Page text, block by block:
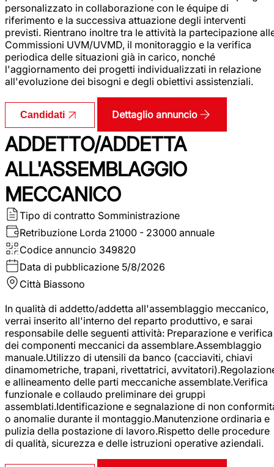
personalizzato in collaborazione con le équipe di
riferimento e la successiva attuazione degli interventi
previsti. Rientrano inoltre tra le attività la partecipazione
Commissioni UVM/UVMD, il monitoraggio e la verifica
periodica delle situazioni già in carico, nonché
l'aggiornamento dei progetti individualizzati in relazione
all'evoluzione dei bisogni e degli obiettivi assistenziali.
Candidati Dettaglio annuncio
ADDETTO/ADDETTA
ALL'ASSEMBLAGGIO
MECCANICO
Tipo di contratto Somministrazione
Retribuzione Lorda 21000 - 23000 annuale
Codice annuncio 349820
Data di pubblicazione 5/8/2026
Città Biassono
In qualità di addetto/addetta all'assemblaggio meccanico,
verrai inserito all'interno del reparto produttivo, e sarai
responsabile delle seguenti attività: Preparazione e verifica
dei componenti meccanici da assemblare.Assemblaggio
manuale.Utilizzo di utensili da banco (cacciaviti, chiavi
dinamometriche, trapani, rivettatrici,
e allineamento delle parti meccaniche assemblate.Verifica
funzionale e collaudo preliminare dei gruppi
assemblati.Identificazione e segnalazione di non
o anomalie durante il montaggio.Manutenzione ordinaria e
pulizia della postazione di lavoro.Rispetto delle procedure
di qualità, sicurezza e delle istruzioni operative aziendali.